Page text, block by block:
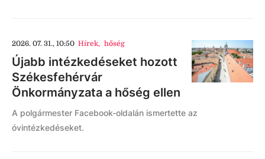
2026. 07. 31., 10:50 Hírek, hőség
Újabb intézkedéseket hozott
Székesfehérvár
Önkormányzata a hőség ellen
A polgármester Facebook-oldalán ismertette az
óvintézkedéseket.